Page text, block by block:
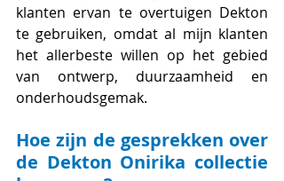
klanten ervan te overtuigen Dekton
te gebruiken, omdat al mijn klanten
het allerbeste willen op het gebied
van ontwerp, duurzaamheid en
onderhoudsgemak.
Hoe zijn de gesprekken over
de Dekton Onirika collectie